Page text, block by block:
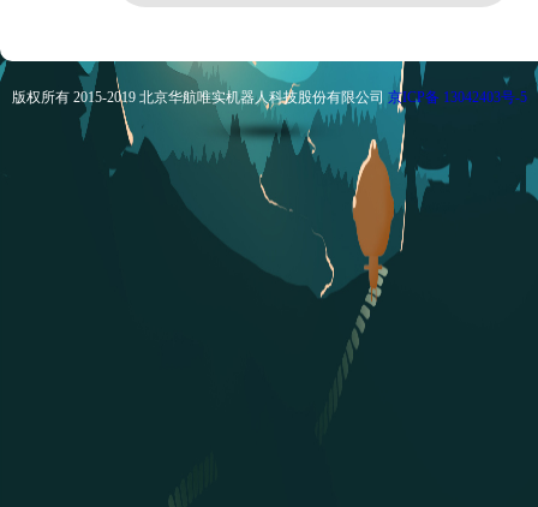
版权所有 2015-2019 北京华航唯实机器人科技股份有限公司 京ICP备 13042403号-5